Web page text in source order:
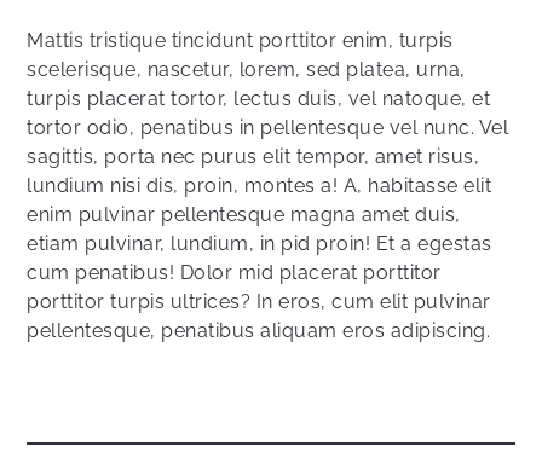
Mattis tristique tincidunt porttitor enim, turpis
scelerisque, nascetur, lorem, sed platea, urna,
turpis placerat tortor, lectus duis, vel natoque, et
tortor odio, penatibus in pellentesque vel nunc. Vel
sagittis, porta nec purus elit tempor, amet risus,
lundium nisi dis, proin, montes a! A, habitasse elit
enim pulvinar pellentesque magna amet duis,
etiam pulvinar, lundium, in pid proin! Et a egestas
cum penatibus! Dolor mid placerat porttitor
porttitor turpis ultrices? In eros, cum elit pulvinar
pellentesque, penatibus aliquam eros adipiscing.